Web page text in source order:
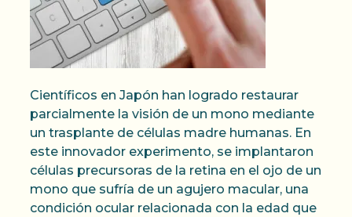
Científicos en Japón han logrado restaurar
parcialmente la visión de un mono mediante
un trasplante de células madre humanas. En
este innovador experimento, se implantaron
células precursoras de la retina en el ojo de un
mono que sufría de un agujero macular, una
condición ocular relacionada con la edad que